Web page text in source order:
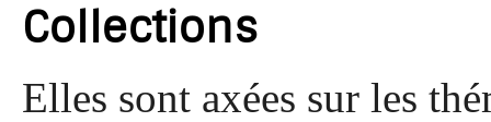
Collections
Elles sont axées sur les